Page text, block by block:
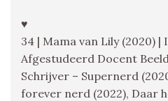
♥
34 | Mama van Lily (2020)
Afgestudeerd Docent
Schrijver – Supernerd
forever nerd (2022), Daar